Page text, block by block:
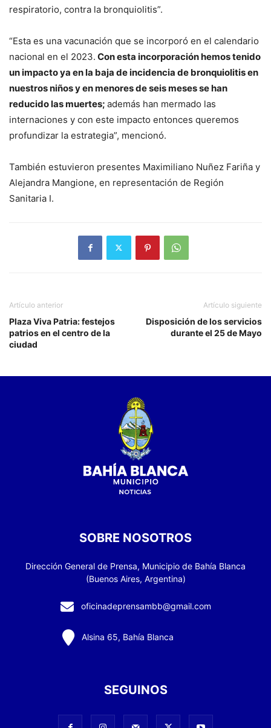
respiratorio, contra la bronquiolitis”.
“Esta es una vacunación que se incorporó en el calendario
nacional en el 2023. Con esta incorporación hemos tenido
un impacto ya en la baja de incidencia de bronquiolitis en
nuestros niños y en menores de seis meses se han
reducido las muertes; además han mermado las
internaciones y con este impacto entonces queremos
profundizar la estrategia”, mencionó.
También estuvieron presentes Maximiliano Nuñez Fariña y
Alejandra Mangione, en representación de Región
Sanitaria I.
Artículo anterior
Plaza Viva Patria: festejos
patrios en el centro de la
ciudad
Artículo siguiente
Disposición de los servicios
durante el 25 de Mayo
SOBRE NOSOTROS
Dirección General de Prensa, Municipio de Bahía Blanca
(Buenos Aires, Argentina)
oficinadeprensambb@gmail.com
Alsina 65, Bahía Blanca
SEGUINOS